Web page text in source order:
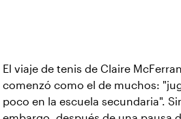
El viaje de tenis de Claire McFerran
comenzó como el de muchos:
poco en la escuela secundaria".